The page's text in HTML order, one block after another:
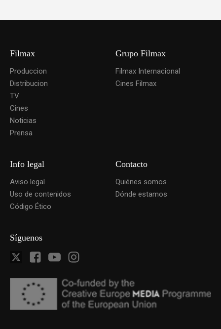
Filmax
Produccion
Distribucion
TV
Cines
Noticias
Prensa
Grupo Filmax
Filmax Internacional
Cines Filmax
Info legal
Aviso legal
Uso de contenidos
Código Ético
Contacto
Quiénes somos
Dónde estamos
Síguenos